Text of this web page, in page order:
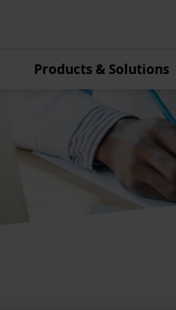
Products & Solutions
Australia
Chiny
Hongkong
Indie